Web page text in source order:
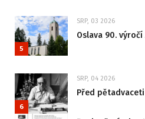
5
SRP, 03 2026
Oslava 90.
6
SRP, 04 2026
Před